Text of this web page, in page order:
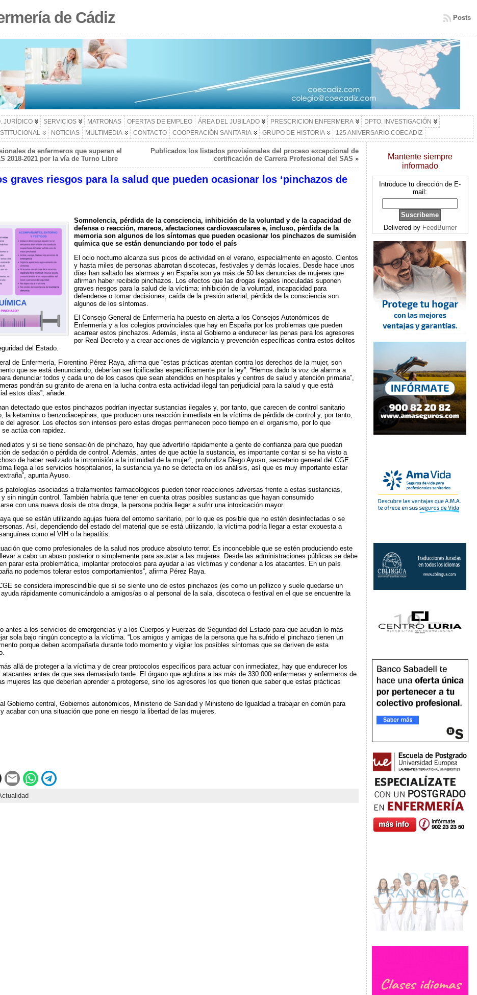
de Cádiz Posts
JURÍDICO SERVICIOS MATRONAS OFERTAS DE EMPLEO ÁREA DEL JUBILADO PRESCRICION ENFERMERA
DPTO. INVESTIGACIÓN
NOTICIAS MULTIMEDIA CONTACTO COOPERACIÓN SANITARIA GRUPO DE HISTORIA 125 ANIVERSARIO COECADIZ
de enfermeros que superan el
2018-2021 por la vía de Turno Libre
Publicados los listados provisionales del proceso excepcional de
certificación de Carrera Profesional del SAS »
graves riesgos para la salud que pueden ocasionar los ‘pinchazos de
Somnolencia, pérdida de la consciencia, inhibición de la voluntad y de la capacidad de
defensa o reacción, mareos, afectaciones cardiovasculares e, incluso, pérdida de la
memoria son algunos de los síntomas que pueden ocasionar los pinchazos de sumisión
química que se están denunciando por todo el país
El ocio nocturno alcanza sus picos de actividad en el verano, especialmente en agosto. Cientos
y hasta miles de personas abarrotan discotecas, festivales y demás locales. Desde hace unos
días han saltado las alarmas y en España son ya más de 50 las denuncias de mujeres que
afirman haber recibido pinchazos. Los efectos que las drogas ilegales inoculadas suponen
graves riesgos para la salud de la víctima: inhibición de la voluntad, incapacidad para
defenderse o tomar decisiones, caída de la presión arterial, pérdida de la consciencia son
algunos de los síntomas.
El Consejo General de Enfermería ha puesto en alerta a los Consejos Autonómicos de
Enfermería y a los colegios provinciales que hay en España por los problemas que pueden
acarrear estos pinchazos. Además, insta al Gobierno a endurecer las penas para los agresores
por Real Decreto y a crear acciones de vigilancia y prevención específicas contra estos delitos
del Estado.
de Enfermería, Florentino Pérez Raya, afirma que “estas prácticas atentan contra los derechos de la mujer, son
que se está denunciando, deberían ser tipificadas específicamente por la ley”. “Hemos dado la voz de alarma a
denunciar todos y cada uno de los casos que sean atendidos en hospitales y centros de salud y atención primaria”,
pondrán su granito de arena en la lucha contra esta actividad ilegal tan perjudicial para la salud y que está
estos días”, añade.
detectado que estos pinchazos podrían inyectar sustancias ilegales y, por tanto, que carecen de control sanitario
la ketamina o benzodiacepinas, que producen una reacción inmediata en la víctima de pérdida de control y, por tanto,
del agresor. Los efectos son intensos pero estas drogas permanecen poco tiempo en el organismo, por lo que
actúa con rapidez.
y si se tiene sensación de pinchazo, hay que advertirlo rápidamente a gente de confianza para que puedan
de sedación o pérdida de control. Además, antes de que actúe la sustancia, es importante contar si se ha visto a
de haber realizado la intromisión a la intimidad de la mujer”, profundiza Diego Ayuso, secretario general del CGE.
llega a los servicios hospitalarios, la sustancia ya no se detecta en los análisis, así que es muy importante estar
apunta Ayuso.
patologías asociadas a tratamientos farmacológicos pueden tener reacciones adversas frente a estas sustancias,
sin ningún control. También habría que tener en cuenta otras posibles sustancias que hayan consumido
con una nueva dosis de otra droga, la persona podría llegar a sufrir una intoxicación mayor.
que se están utilizando agujas fuera del entorno sanitario, por lo que es posible que no estén desinfectadas o se
Así, dependiendo del estado del material que se está utilizando, la víctima podría llegar a estar expuesta a
como el VIH o la hepatitis.
que como profesionales de la salud nos produce absoluto terror. Es inconcebible que se estén produciendo este
a cabo un abuso posterior o simplemente para asustar a las mujeres. Desde las administraciones públicas se debe
parar esta problemática, implantar protocolos para ayudar a las víctimas y condenar a los atacantes. En un país
no podemos tolerar estos comportamientos”, afirma Pérez Raya.
se considera imprescindible que si se siente uno de estos pinchazos (es como un pellizco y suele quedarse un
rápidamente comunicándolo a amigos/as o al personal de la sala, discoteca o festival en el que se encuentre la
antes a los servicios de emergencias y a los Cuerpos y Fuerzas de Seguridad del Estado para que acudan lo más
sola bajo ningún concepto a la víctima. “Los amigos y amigas de la persona que ha sufrido el pinchazo tienen un
porque deben acompañarla durante todo momento y vigilar los posibles síntomas que se deriven de esta
allá de proteger a la víctima y de crear protocolos específicos para actuar con inmediatez, hay que endurecer los
antes de que sea demasiado tarde. El órgano que aglutina a las más de 330.000 enfermeras y enfermeros de
mujeres las que deberían aprender a protegerse, sino los agresores los que tienen que saber que estas prácticas
Gobierno central, Gobiernos autonómicos, Ministerio de Sanidad y Ministerio de Igualdad a trabajar en común para
acabar con una situación que pone en riesgo la libertad de las mujeres.
Mantente siempre
informado
Introduce tu dirección de E-
mail:
Delivered by FeedBurner